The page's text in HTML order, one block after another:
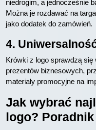
niedrogim, a jednocześnie
Można je rozdawać na
jako dodatek do zamówień.
4.
Krówki z logo sprawdzą
prezentów biznesowych,
materiały promocyjne na
Jak wybrać
logo?